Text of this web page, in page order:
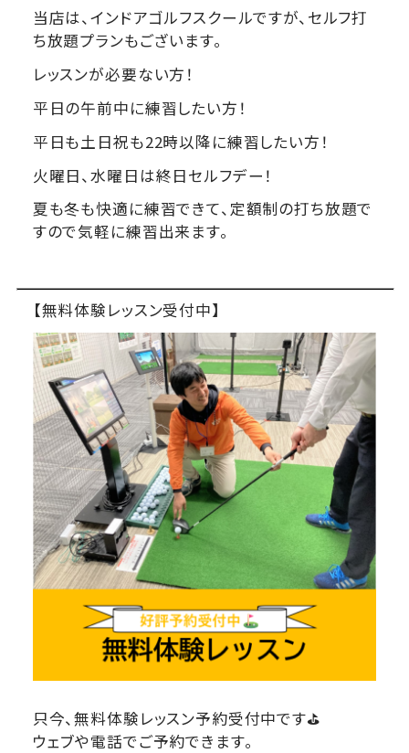
当店は、インドアゴルフスクールですが、セルフ打
ち放題プランもございます。
レッスンが必要ない方！
平日の午前中に練習したい方！
平日も土日祝も22時以降に練習したい方！
火曜日、水曜日は終日セルフデー！
夏も冬も快適に練習できて、定額制の打ち放題で
すので気軽に練習出来ます。
【無料体験レッスン受付中】
只今、無料体験レッスン予約受付中です⛳
ウェブや電話でご予約できます。